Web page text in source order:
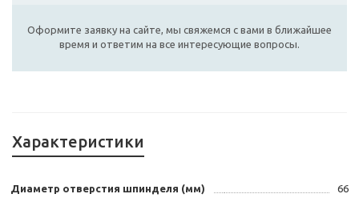
Оформите заявку на сайте, мы свяжемся с вами в ближайшее
время и ответим на все интересующие вопросы.
Характеристики
Диаметр отверстия шпинделя (мм) 66